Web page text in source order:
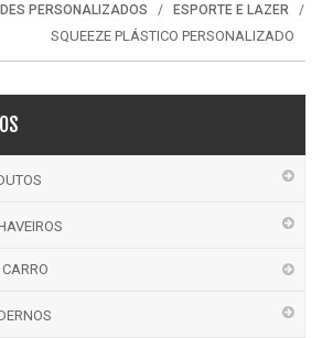
PERSONALIZADOS ESPORTE E LAZER
SQUEEZE PLÁSTICO PERSONALIZADO